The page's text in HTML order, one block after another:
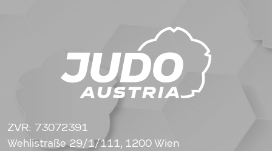
ZVR: 73072391
Wehlistraße 29/1/111, 1200 Wien